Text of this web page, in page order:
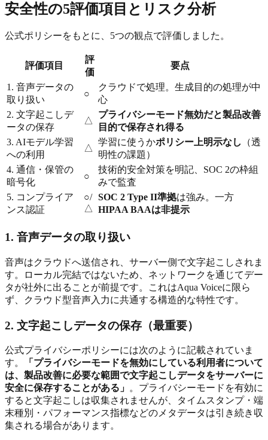
安全性の5評価項目とリスク分析
公式ポリシーをもとに、5つの観点で評価しました。
評価項目
評
価
要点
1. 音声データの
取り扱い
○
クラウドで処理。生成目的の処理が中
心
2. 文字起こしデ
ータの保存
△
プライバシーモード無効だと製品改善
目的で保存され得る
3. AIモデル学習
への利用
△
学習に使うかポリシー上明示なし
（透
明性の課題）
4. 通信・保管の
暗号化
○
技術的安全対策を明記、SOC 2の枠組
みで監査
5. コンプライア
ンス認証
○/
△
SOC 2 Type II準拠は強み。一方
HIPAA BAAは非提示
1. 音声データの取り扱い
音声はクラウドへ送信され、サーバー側で文字起こしされま
す。ローカル完結ではないため、ネットワークを通じてデー
タが社外に出ることが前提です。これはAqua Voiceに限ら
ず、クラウド型音声入力に共通する構造的な特性です。
2. 文字起こしデータの保存（最重要）
公式プライバシーポリシーには次のように記載されていま
す。
「プライバシーモードを無効にしている利用者について
は、製品改善に必要な範囲で文字起こしデータをサーバーに
安全に保存することがある」 。プライバシーモードを有効に
すると文字起こしは収集されませんが、タイムスタンプ・端
末種別・パフォーマンス指標などのメタデータは引き続き収
集される場合があります。